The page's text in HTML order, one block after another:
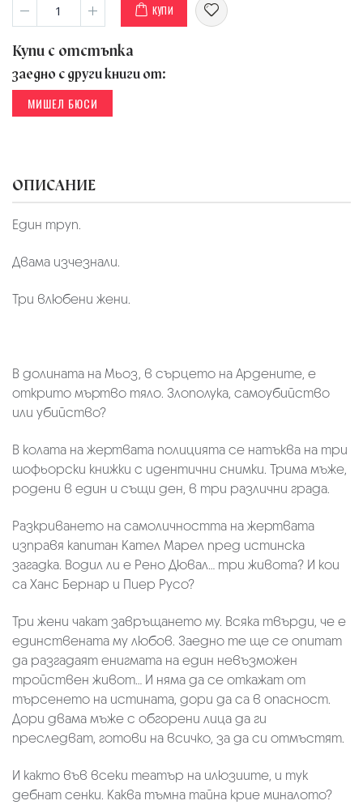
КУПИ
Купи с отстъпка
заедно с други книги от:
МИШЕЛ БЮСИ
ОПИСАНИЕ
Един труп.
Двама изчезнали.
Три влюбени жени.
В долината на Мьоз, в сърцето на Ардените, е
открито мъртво тяло. Злополука, самоубийство
или убийство?
В колата на жертвата полицията се натъква на три
шофьорски книжки с идентични снимки. Трима мъже,
родени в един и същи ден, в три различни града.
Разкриването на самоличността на жертвата
изправя капитан Кател Марел пред истинска
загадка. Водил ли е Рено Дювал… три живота? И кои
са Ханс Бернар и Пиер Русо?
Три жени чакат завръщането му. Всяка твърди, че е
единствената му любов. Заедно те ще се опитат
да разгадаят енигмата на един невъзможен
тройствен живот… И няма да се откажат от
търсенето на истината, дори да са в опасност.
Дори двама мъже с обгорени лица да ги
преследват, готови на всичко, за да си отмъстят.
И както във всеки театър на илюзиите, и тук
дебнат сенки. Каква тъмна тайна крие миналото?